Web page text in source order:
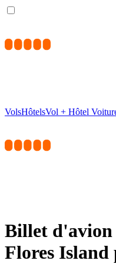
VolsHôtelsVol + Hôtel
Billet d'avion
Flores Island